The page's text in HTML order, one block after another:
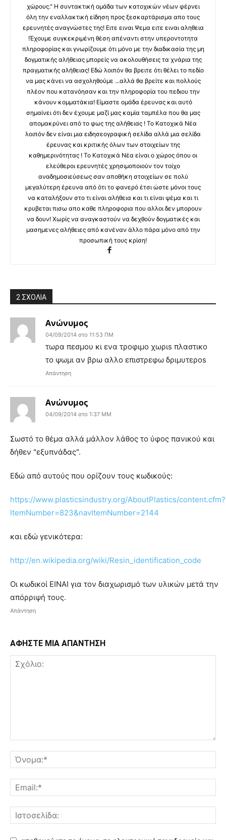
χώρους." Η συντακτική ομάδα των κατοχικών νέων φέρνει
όλη την εναλλακτική είδηση προς ξεσκαρτάρισμα απο τους
ερευνητές αναγνώστες της! Ειτε ειναι Ψεμα ειτε ειναι αληθεια
!Έχουμε συγκεκριμένη θέση απέναντι στην υπεροντοτητα
πληροφορίας και γνωρίζουμε ότι μόνο με την διαδικασία της μη
δογματικής αλήθειας μπορείς να ακολουθήσεις τα χνάρια της
πραγματικής αλήθειας! Εδώ λοιπόν θα βρειτε ότι θέλει το πεδίο
να μας κάνει να ασχοληθούμε ...αλλά θα βρείτε και πολλούς
πλέον που κατανόησαν και την πληροφορία του πεδιου την
κάνουν κομματάκια! Είμαστε ομάδα έρευνας και αυτό
σημαίνει ότι δεν έχουμε μαζί μας καμία ταμπέλα που θα μας
απομακρύνει από το φως της αλήθειας ! Το Κατοχικά Νέα
λοιπόν δεν είναι μια ειδησεογραφική σελίδα αλλά μια σελίδα
έρευνας και κριτικής όλων των στοιχείων της
καθημερινότητας ! Το Κατοχικά Νέα είναι ο χώρος όπου οι
ελεύθεροι ερευνητές χρησιμοποιούν τον τοίχο
αναδημοσιεύσεως σαν αποθήκη στοιχείων σε πολύ
μεγαλύτερη έρευνα από ότι το φανερό έτσι ώστε μόνοι τους
να καταλήξουν στο τι είναι αλήθεια και τι είναι ψέμα και τι
κρυβεται πισω απο καθε πληροφορια που αλλοι δεν μπορουν
να δουν! Χωρίς να αναγκαστούν να δεχθούν δογματικές και
μασημενες αλήθειες από κανέναν άλλο πάρα μόνο από την
προσωπική τους κρίση!
2 ΣΧΟΛΙΑ
Ανώνυμος
04/09/2014 στο 11:53 ΠΜ
τωρα πεσμου κι ενα τροφιμο χωριs πλαστικο
το ψωμι αν βρω αλλο επιστρεφω δριμυτεροs
Απάντηση
Ανώνυμος
04/09/2014 στο 1:37 ΜΜ
Σωστό το θέμα αλλά μάλλον λάθος το ύφος πανικού και
δήθεν "εξυπνάδας".
Εδώ από αυτούς που ορίζουν τους κωδικούς:
https://www.plasticsindustry.org/AboutPlastics/content.cfm?
ItemNumber=823&navItemNumber=2144
και εδώ γενικότερα:
http://en.wikipedia.org/wiki/Resin_identification_code
Οι κωδικοί ΕΙΝΑΙ για τον διαχωρισμό των υλικών μετά την
απόρριψή τους.
Απάντηση
ΑΦΗΣΤΕ ΜΙΑ ΑΠΑΝΤΗΣΗ